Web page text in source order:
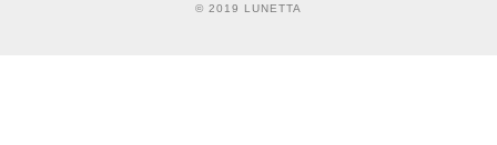
© 2019 LUNETTA